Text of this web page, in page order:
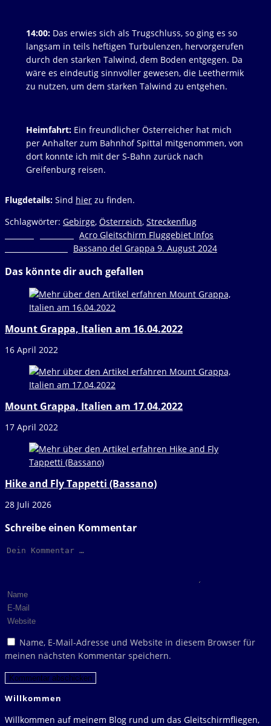
14:00:Das erwies sich als Trugschluss, so ging es so
langsam in teils heftigen Turbulenzen, hervorgerufen
durch den starken Talwind, dem Boden entgegen. Da
wäre es eindeutig sinnvoller gewesen, die Leethermik
zu nutzen, um dem starken Talwind zu entgehen.
Heimfahrt:Ein freundlicher Österreicher hat mich
per Anhalter zum Bahnhof Spittal mitgenommen, von
dort konnte ich mit der S-Bahn zurück nach
Greifenburg reisen.
Flugdetails: Sind hier zu finden.
Schlagwörter: Gebirge, Österreich, Streckenflug
Weitere
Artikel
ansehen
Acro Gleitschirm Fluggebiet Infos
Bassano del Grappa 9. August 2024
Das könnte dir auch gefallen
Mount Grappa, Italien am 16.04.2022
16 April 2022
Mount Grappa, Italien am 17.04.2022
17 April 2022
Hike and Fly Tappetti (Bassano)
28 Juli 2026
Schreibe einen Kommentar
Kommentar
Gib
deinen
Namen
Benutzernamen
zum
Kommentieren
ein
Gib
deine
Mail-
Adresse
zum
Kommentieren
ein
Gib
Website-
URL
ein
(optional)
Name, E-Mail-Adresse und Website in diesem Browser für
meinen nächsten Kommentar speichern.
Willkommen
Willkommen auf meinem Blog rund um das Gleitschirmfliegen,